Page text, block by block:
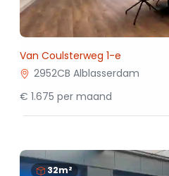
Van Coulsterweg 1-e
2952CB Alblasserdam
€ 1.675 per maand
32m²